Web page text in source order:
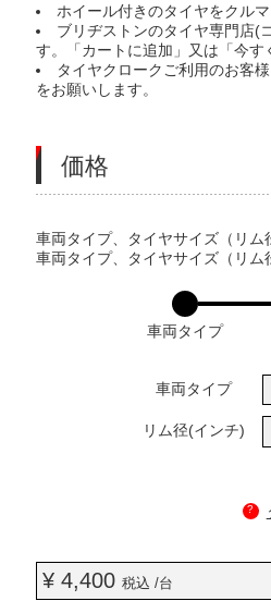
ホイール付きのタイヤをクル
ブリヂストンのタイヤ専門店(
す。「カートに追加」又は「今す
タイヤクロークご利用のお客
をお願いします。
価格
VARIATIONS
車両タイプ、タイヤサイズ（リム
車両タイプ、タイヤサイズ（リム
車両タイプ
車両タイプ
リム径(インチ)
?
¥ 4,400税込 /台